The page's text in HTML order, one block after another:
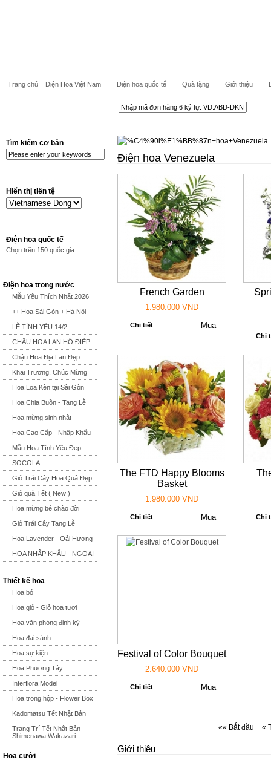
Trang chủ Điện Hoa Việt Nam Điện hoa quốc tế Quà tặng Giới thiệu
Tìm kiếm cơ bản
Hiển thị tiền tệ
Điện hoa quốc tế
Chọn trên 150 quốc gia
Điện hoa trong nước
Mẫu Yêu Thích Nhất 2026
++ Hoa Sài Gòn + Hà Nội
LỄ TÌNH YÊU 14/2
CHẬU HOA LAN HỒ ĐIỆP
Chậu Hoa Địa Lan Đẹp
Khai Trương, Chúc Mừng
Hoa Loa Kèn tại Sài Gòn
Hoa Chia Buồn - Tang Lễ
Hoa mừng sinh nhật
Hoa Cao Cấp - Nhập Khẩu
Mẫu Hoa Tình Yêu Đẹp
SOCOLA
Giỏ Trái Cây Hoa Quả Đẹp
Giỏ quà Tết ( New )
Hoa mừng bé chào đời
Giỏ Trái Cây Tang Lễ
Hoa Lavender - Oải Hương
HOA NHẬP KHẨU - NGOẠI
Thiết kế hoa
Hoa bó
Hoa giỏ - Giỏ hoa tươi
Hoa văn phòng định kỳ
Hoa đại sảnh
Hoa sự kiện
Hoa Phương Tây
Interflora Model
Hoa trong hộp - Flower Box
Kadomatsu Tết Nhật Bản
Trang Trí Tết Nhật Bản
Shimenawa Wakazari
Hoa cưới
Điện hoa Venezuela
French Garden
1.980.000 VND
Chi tiết
Chi
The FTD Happy Blooms
Basket
1.980.000 VND
Chi tiết Chi
Festival of Color Bouquet
2.640.000 VND
Chi tiết
«« Bắt đầu «
Giới thiệu